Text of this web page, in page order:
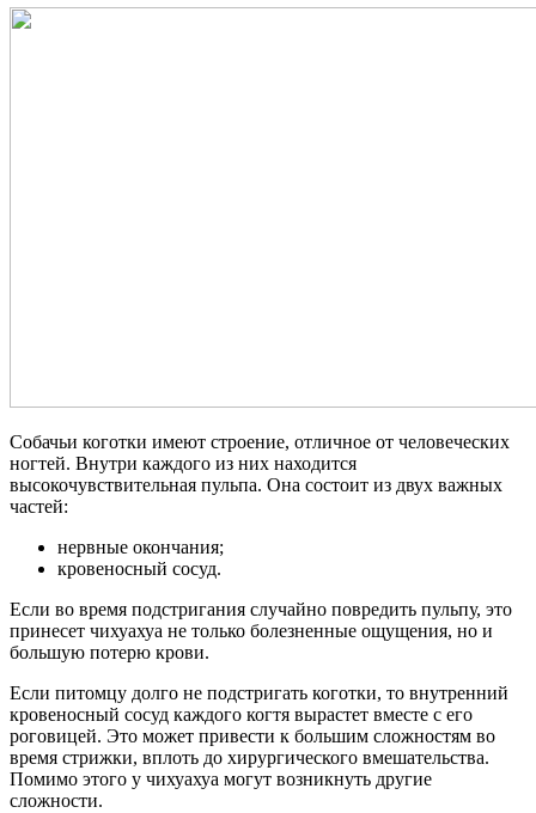
Собачьи коготки имеют строение, отличное от человеческих
ногтей. Внутри каждого из них находится
высокочувствительная пульпа. Она состоит из двух важных
частей:
нервные окончания;
кровеносный сосуд.
Если во время подстригания случайно повредить пульпу, это
принесет чихуахуа не только болезненные ощущения, но и
большую потерю крови.
Если питомцу долго не подстригать коготки, то внутренний
кровеносный сосуд каждого когтя вырастет вместе с его
роговицей. Это может привести к большим сложностям во
время стрижки, вплоть до хирургического вмешательства.
Помимо этого у чихуахуа могут возникнуть другие
сложности.